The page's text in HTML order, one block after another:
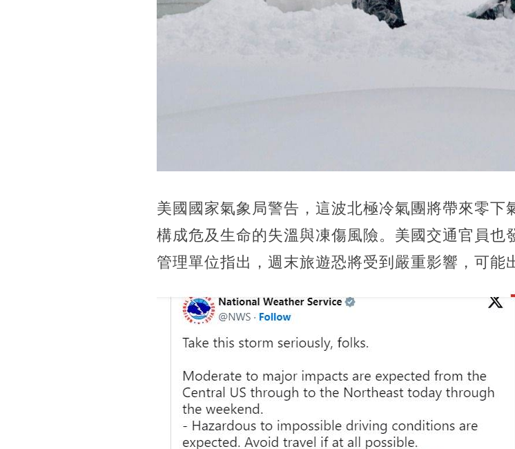
美國國家氣象局警告，這波北極冷氣團將帶來零下
構成危及生命的失溫與凍傷風險。美國交通官員也
管理單位指出，週末旅遊恐將受到嚴重影響，可能